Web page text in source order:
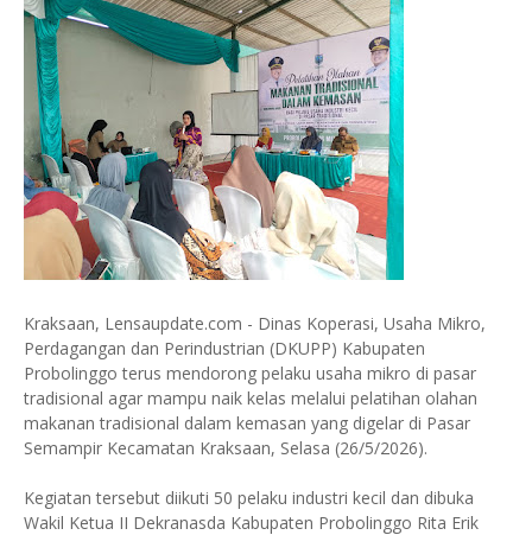
Kraksaan, Lensaupdate.com - Dinas Koperasi, Usaha Mikro,
Perdagangan dan Perindustrian (DKUPP) Kabupaten
Probolinggo terus mendorong pelaku usaha mikro di pasar
tradisional agar mampu naik kelas melalui pelatihan olahan
makanan tradisional dalam kemasan yang digelar di Pasar
Semampir Kecamatan Kraksaan, Selasa (26/5/2026).
Kegiatan tersebut diikuti 50 pelaku industri kecil dan dibuka
Wakil Ketua II Dekranasda Kabupaten Probolinggo Rita Erik